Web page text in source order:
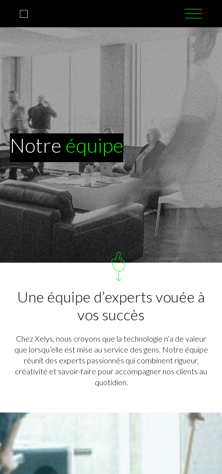
Notre équipe
Une équipe d’experts vouée à
vos succès
Chez Xelys, nous croyons que la technologie n’a de valeur
que lorsqu’elle est mise au service des gens. Notre équipe
réunit des experts passionnés qui combinent rigueur,
créativité et savoir-faire pour accompagner nos clients au
quotidien.